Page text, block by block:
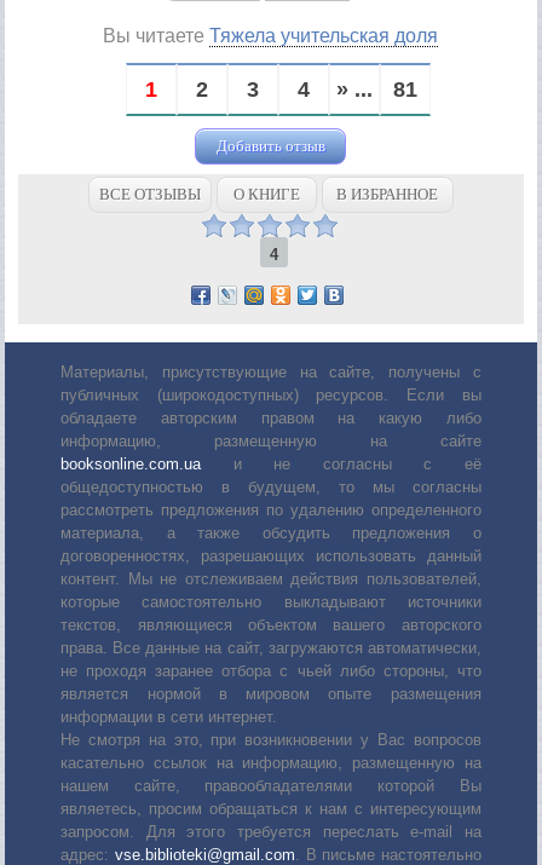
Вы читаетеТяжела учительская доля
1 2 3 4 » ... 81
Добавить отзыв
ВСЕ ОТЗЫВЫ О КНИГЕ В ИЗБРАННОЕ
4
Материалы, присутствующие на сайте, получены с
публичных (широкодоступных) ресурсов. Если вы
обладаете авторским правом на какую либо
информацию, размещенную на сайте
booksonline.com.uaи не согласны с её
общедоступностью в будущем, то мы согласны
рассмотреть предложения по удалению определенного
материала, а также обсудить предложения о
договоренностях, разрешающих использовать данный
контент. Мы не отслеживаем действия пользователей,
которые самостоятельно выкладывают источники
текстов, являющиеся объектом вашего авторского
права. Все данные на сайт, загружаются автоматически,
не проходя заранее отбора с чьей либо стороны, что
является нормой в мировом опыте размещения
информации в сети интернет.
Не смотря на это, при возникновении у Вас вопросов
касательно ссылок на информацию, размещенную на
нашем сайте, правообладателями которой Вы
являетесь, просим обращаться к нам с интересующим
запросом. Для этого требуется переслать е-mail на
адрес: vse.biblioteki@gmail.com. В письме настоятельно